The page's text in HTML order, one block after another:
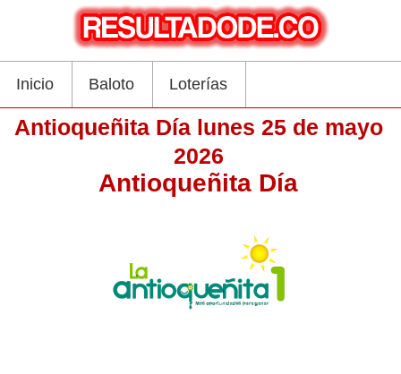
Inicio Baloto Loterías
Antioqueñita Día lunes 25 de mayo
2026
Antioqueñita Día